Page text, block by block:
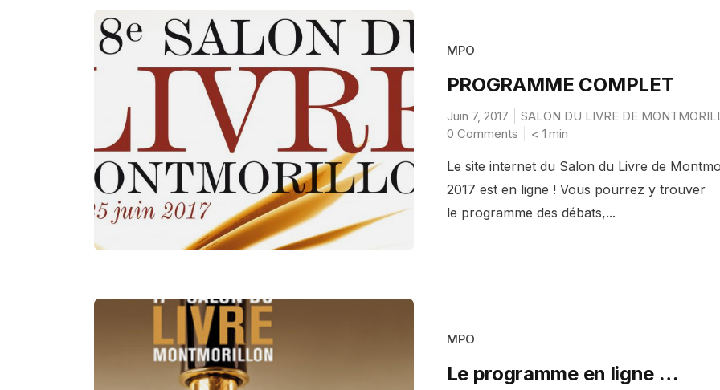
MPO
PROGRAMME COMPLET
Juin 7, 2017
SALON DU LIVRE DE
0 Comments
< 1 min
Le site internet du Salon du Livre de
2017 est en ligne ! Vous pourrez y trouver
le programme des débats,...
MPO
Le programme en ligne …